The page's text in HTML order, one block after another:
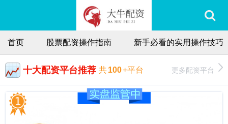
首页 股票配资操作指南 新手必看的实用操作技巧
十大配资平台推荐 共100+平台 更多配资平台